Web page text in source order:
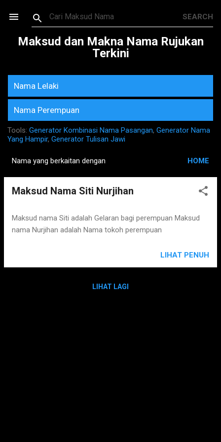
Skip to main content
Maksud dan Makna Nama Rujukan
Terkini
Nama Lelaki
Nama Perempuan
Tools: Generator Kombinasi Nama Pasangan, Generator Nama
Yang Hampir, Generator Tulisan Jawi
o
Nama yang berkaitan dengan HOME
Maksud Nama Siti Nurjihan
Maksud nama Siti adalah Gelaran bagi perempuan Maksud
nama Nurjihan adalah Nama tokoh perempuan
LIHAT PENUH
LIHAT LAGI